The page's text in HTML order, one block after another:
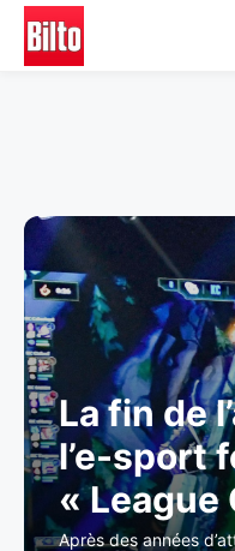
Aller
contenu
La fin de
l’e-sport
« League
Après des années